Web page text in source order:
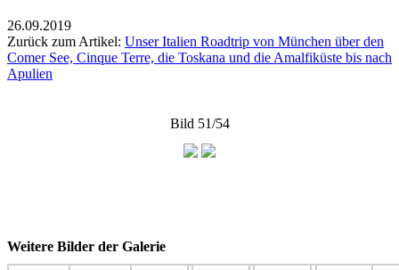
26.09.2019
Zurück zum Artikel: Unser Italien Roadtrip von München über den
Comer See, Cinque Terre, die Toskana und die Amalfiküste bis nach
Apulien
Bild 51/54
Weitere Bilder der Galerie